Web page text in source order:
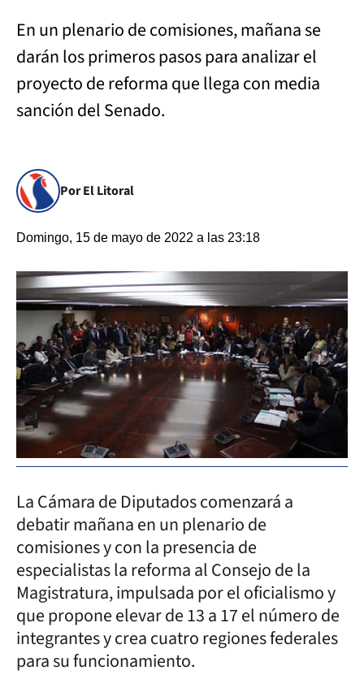
En un plenario de comisiones, mañana se
darán los primeros pasos para analizar el
proyecto de reforma que llega con media
sanción del Senado.
Por El Litoral
Domingo, 15 de mayo de 2022 a las 23:18
La Cámara de Diputados comenzará a
debatir mañana en un plenario de
comisiones y con la presencia de
especialistas la reforma al Consejo de la
Magistratura, impulsada por el oficialismo y
que propone elevar de 13 a 17 el número de
integrantes y crea cuatro regiones federales
para su funcionamiento.